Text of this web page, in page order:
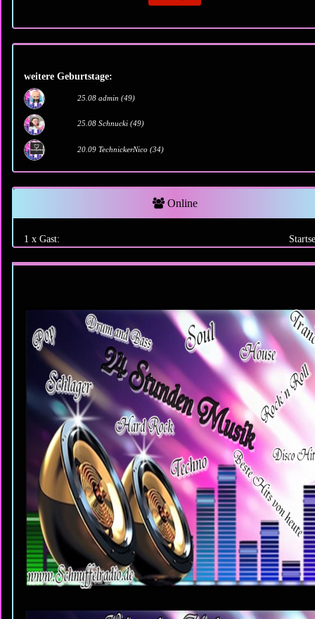
weitere Geburtstage:
25.08 admin (49)
25.08 Schnucki (49)
20.09 TechnickerNico (34)
Online
1 x Gast: